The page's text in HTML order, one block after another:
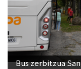
Bus zerbitzua